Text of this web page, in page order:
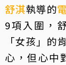
舒淇執導的
9項入圍，
「女孩」的
心，但心中